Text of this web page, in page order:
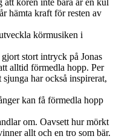
att kören inte bara är en kul
hämta kraft för resten av
körmusiken i
stort intryck på Jonas
alltid förmedla hopp. Per
har också inspirerat,
kan få förmedla hopp
om. Oavsett hur mörkt
allt och en tro som bär.